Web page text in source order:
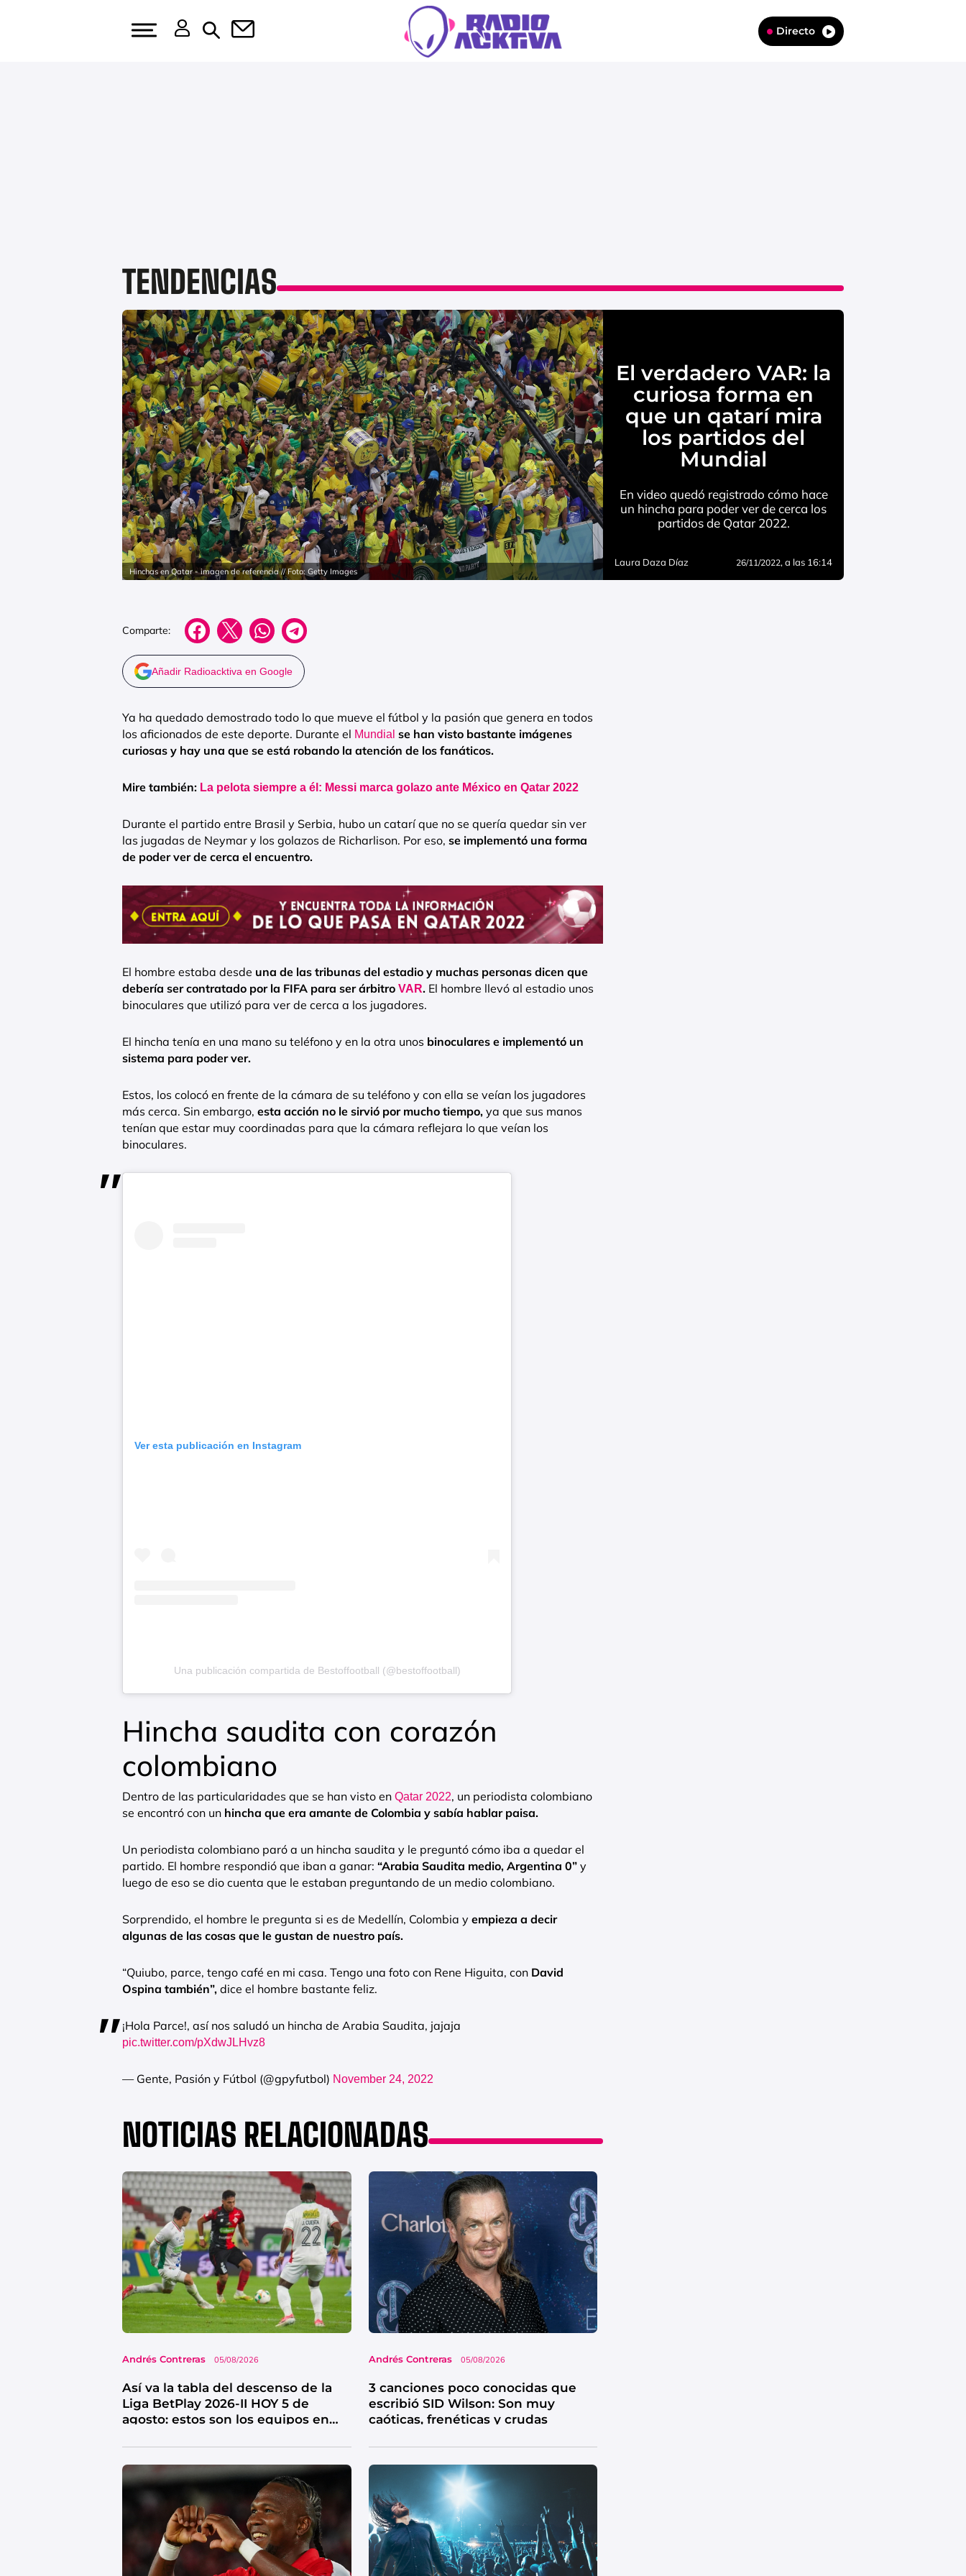
Directo
TENDENCIAS
Hinchas en Qatar - imagen de referencia // Foto: Getty Images
El verdadero VAR: la
curiosa forma en
que un qatarí mira
los partidos del
Mundial
En video quedó registrado cómo hace
un hincha para poder ver de cerca los
partidos de Qatar 2022.
Laura Daza Díaz 26/11/2022, a las 16:14
Comparte:
Añadir Radioacktiva en Google
Ya ha quedado demostrado todo lo que mueve el fútbol y la pasión que genera en todos
los aficionados de este deporte. Durante el Mundial se han visto bastante imágenes
curiosas y hay una que se está robando la atención de los fanáticos.
Mire también: La pelota siempre a él: Messi marca golazo ante México en Qatar 2022
Durante el partido entre Brasil y Serbia, hubo un catarí que no se quería quedar sin ver
las jugadas de Neymar y los golazos de Richarlison. Por eso, se implementó una forma
de poder ver de cerca el encuentro.
El hombre estaba desde una de las tribunas del estadio y muchas personas dicen que
debería ser contratado por la FIFA para ser árbitro VAR. El hombre llevó al estadio unos
binoculares que utilizó para ver de cerca a los jugadores.
El hincha tenía en una mano su teléfono y en la otra unos binoculares e implementó un
sistema para poder ver.
Estos, los colocó en frente de la cámara de su teléfono y con ella se veían los jugadores
más cerca. Sin embargo, esta acción no le sirvió por mucho tiempo, ya que sus manos
tenían que estar muy coordinadas para que la cámara reflejara lo que veían los
binoculares.
Ver esta publicación en Instagram
Una publicación compartida de Bestoffootball (@bestoffootball)
Hincha saudita con corazón
colombiano
Dentro de las particularidades que se han visto en Qatar 2022, un periodista colombiano
se encontró con un hincha que era amante de Colombia y sabía hablar paisa.
Un periodista colombiano paró a un hincha saudita y le preguntó cómo iba a quedar el
partido. El hombre respondió que iban a ganar: “Arabia Saudita medio, Argentina 0” y
luego de eso se dio cuenta que le estaban preguntando de un medio colombiano.
Sorprendido, el hombre le pregunta si es de Medellín, Colombia y empieza a decir
algunas de las cosas que le gustan de nuestro país.
“Quiubo, parce, tengo café en mi casa. Tengo una foto con Rene Higuita, con David
Ospina también”, dice el hombre bastante feliz.
¡Hola Parce!, así nos saludó un hincha de Arabia Saudita, jajaja
pic.twitter.com/pXdwJLHvz8
— Gente, Pasión y Fútbol (@gpyfutbol) November 24, 2022
NOTICIAS RELACIONADAS
Andrés Contreras 05/08/2026
Así va la tabla del descenso de la
Liga BetPlay 2026-II HOY 5 de
agosto: estos son los equipos en
Andrés Contreras 05/08/2026
3 canciones poco conocidas que
escribió SID Wilson: Son muy
caóticas, frenéticas y crudas